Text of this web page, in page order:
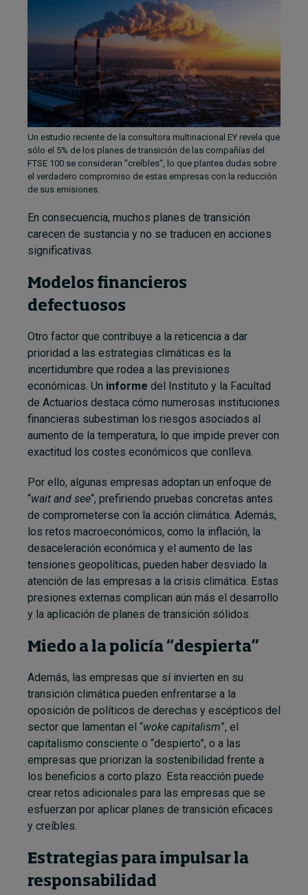
Un estudio reciente de la consultora multinacional EY revela que
sólo el 5% de los planes de transición de las compañías del
FTSE 100 se consideran "creíbles", lo que plantea dudas sobre
el verdadero compromiso de estas empresas con la reducción
de sus emisiones.
En consecuencia, muchos planes de transición
carecen de sustancia y no se traducen en acciones
significativas.
Modelos financieros
defectuosos
Otro factor que contribuye a la reticencia a dar
prioridad a las estrategias climáticas es la
incertidumbre que rodea a las previsiones
económicas. Un informe del Instituto y la Facultad
de Actuarios destaca cómo numerosas instituciones
financieras subestiman los riesgos asociados al
aumento de la temperatura, lo que impide prever con
exactitud los costes económicos que conlleva.
Por ello, algunas empresas adoptan un enfoque de
“wait and see“, prefiriendo pruebas concretas antes
de comprometerse con la acción climática. Además,
los retos macroeconómicos, como la inflación, la
desaceleración económica y el aumento de las
tensiones geopolíticas, pueden haber desviado la
atención de las empresas a la crisis climática. Estas
presiones externas complican aún más el desarrollo
y la aplicación de planes de transición sólidos.
Miedo a la policía “despierta”
Además, las empresas que sí invierten en su
transición climática pueden enfrentarse a la
oposición de políticos de derechas y escépticos del
sector que lamentan el “woke capitalism”, el
capitalismo consciente o “despierto”, o a las
empresas que priorizan la sostenibilidad frente a
los beneficios a corto plazo. Esta reacción puede
crear retos adicionales para las empresas que se
esfuerzan por aplicar planes de transición eficaces
y creíbles.
Estrategias para impulsar la
responsabilidad